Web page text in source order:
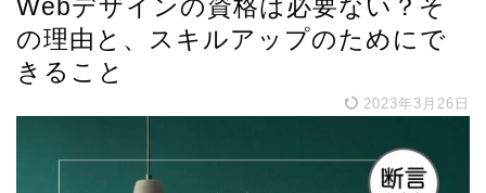
Webデザインの資格は必要ない？そ
の理由と、スキルアップのためにで
きること
2023年3月26日